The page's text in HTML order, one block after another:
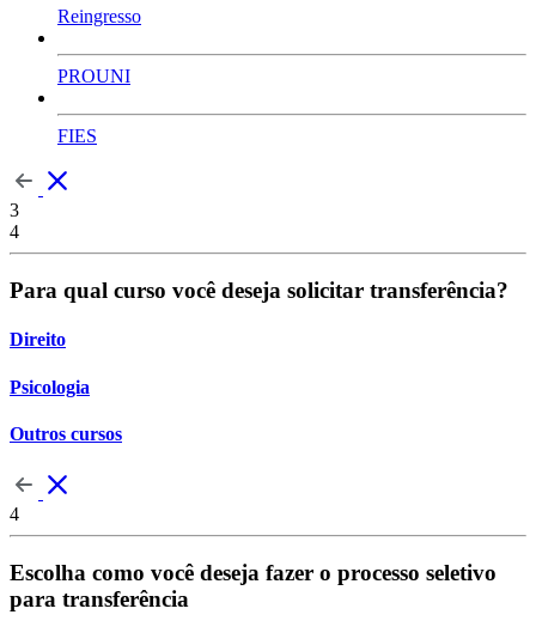
Reingresso
PROUNI
FIES
3
4
Para qual curso você deseja solicitar transferência?
Direito
Psicologia
Outros cursos
4
Escolha como você deseja fazer o processo seletivo
para transferência